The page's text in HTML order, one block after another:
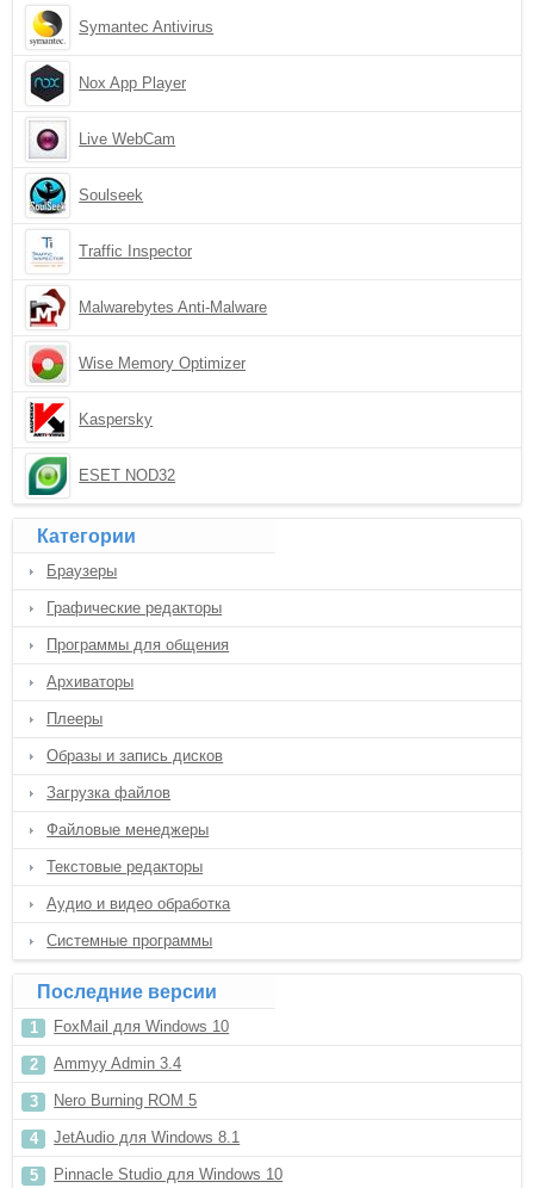
Symantec Antivirus
Nox App Player
Live WebCam
Soulseek
Traffic Inspector
Malwarebytes Anti-Malware
Wise Memory Optimizer
Kaspersky
ESET NOD32
Категории
Браузеры
Графические редакторы
Программы для общения
Архиваторы
Плееры
Образы и запись дисков
Загрузка файлов
Файловые менеджеры
Текстовые редакторы
Аудио и видео обработка
Системные программы
Последние версии
FoxMail для Windows 10
Ammyy Admin 3.4
Nero Burning ROM 5
JetAudio для Windows 8.1
Pinnacle Studio для Windows 10